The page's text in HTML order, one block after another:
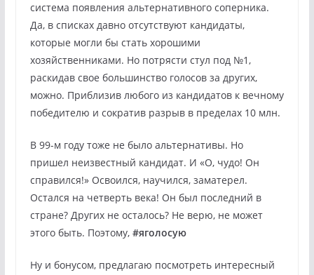
система появления альтернативного соперника.
Да, в списках давно отсутствуют кандидаты,
которые могли бы стать хорошими
хозяйственниками. Но потрясти стул под №1,
раскидав свое большинство голосов за других,
можно. Приблизив любого из кандидатов к вечному
победителю и сократив разрыв в пределах 10 млн.
В 99-м году тоже не было альтернативы. Но
пришел неизвестный кандидат. И «О, чудо! Он
справился!» Освоился, научился, заматерел.
Остался на четверть века! Он был последний в
стране? Других не осталось? Не верю, не может
этого быть. Поэтому, #яголосую
Ну и бонусом, предлагаю посмотреть интересный